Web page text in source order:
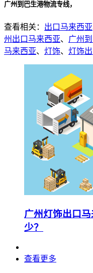
广州到巴生港物流专线，
查看相关： 出口马来西亚
州出口马来西亚、 广州
马来西亚、 灯饰、 灯饰
广州灯饰出口
少？
查看更多